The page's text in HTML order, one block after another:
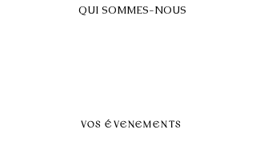
QUI SOMMES-NOUS
VOS ÉVENEMENTS